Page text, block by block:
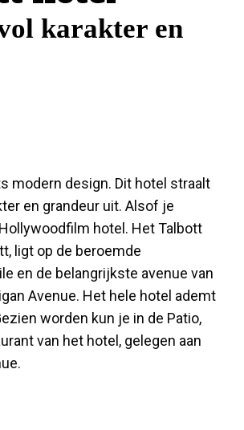
karakter en
modern design. Dit hotel straalt
en grandeur uit. Alsof je
hotel. Het Talbott
ligt op de beroemde
en de belangrijkste avenue van
Avenue. Het hele hotel ademt
worden kun je in de Patio,
van het hotel, gelegen aan